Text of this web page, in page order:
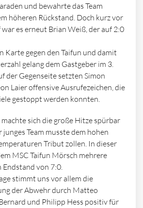
und bewahrte das Team
höheren Rückstand. Doch kurz vor
es erneut Brian Weiß, der auf 2:0
Karte gegen den Taifun und damit
gelang dem Gastgeber im 3.
der Gegenseite setzten Simon
Laier offensive Ausrufezeichen, die
gestoppt werden konnten.
sich die große Hitze spürbar
junges Team musste dem hohen
Tribut zollen. In dieser
MSC Taifun Mörsch mehrere
Endstand von 7:0.
stimmt uns vor allem die
der Abwehr durch Matteo
und Philipp Hess positiv für